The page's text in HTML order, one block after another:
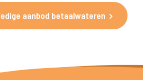
aanbod betaalwateren